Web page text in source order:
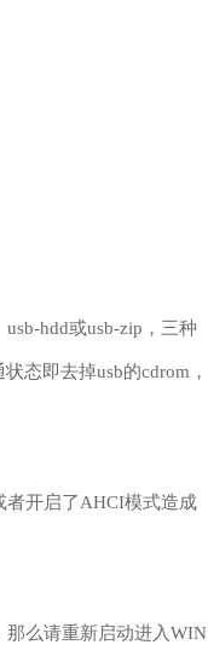
hdd或usb-zip，三种
态即去掉usb的cdrom，
者开启了AHCI模式造成
那么请重新启动进入WIN